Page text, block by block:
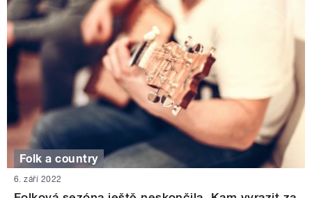
Folk a country
6. září 2022